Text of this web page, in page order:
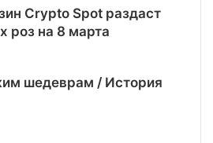
Crypto Spot раздаст
роз на 8 марта
шедеврам / История